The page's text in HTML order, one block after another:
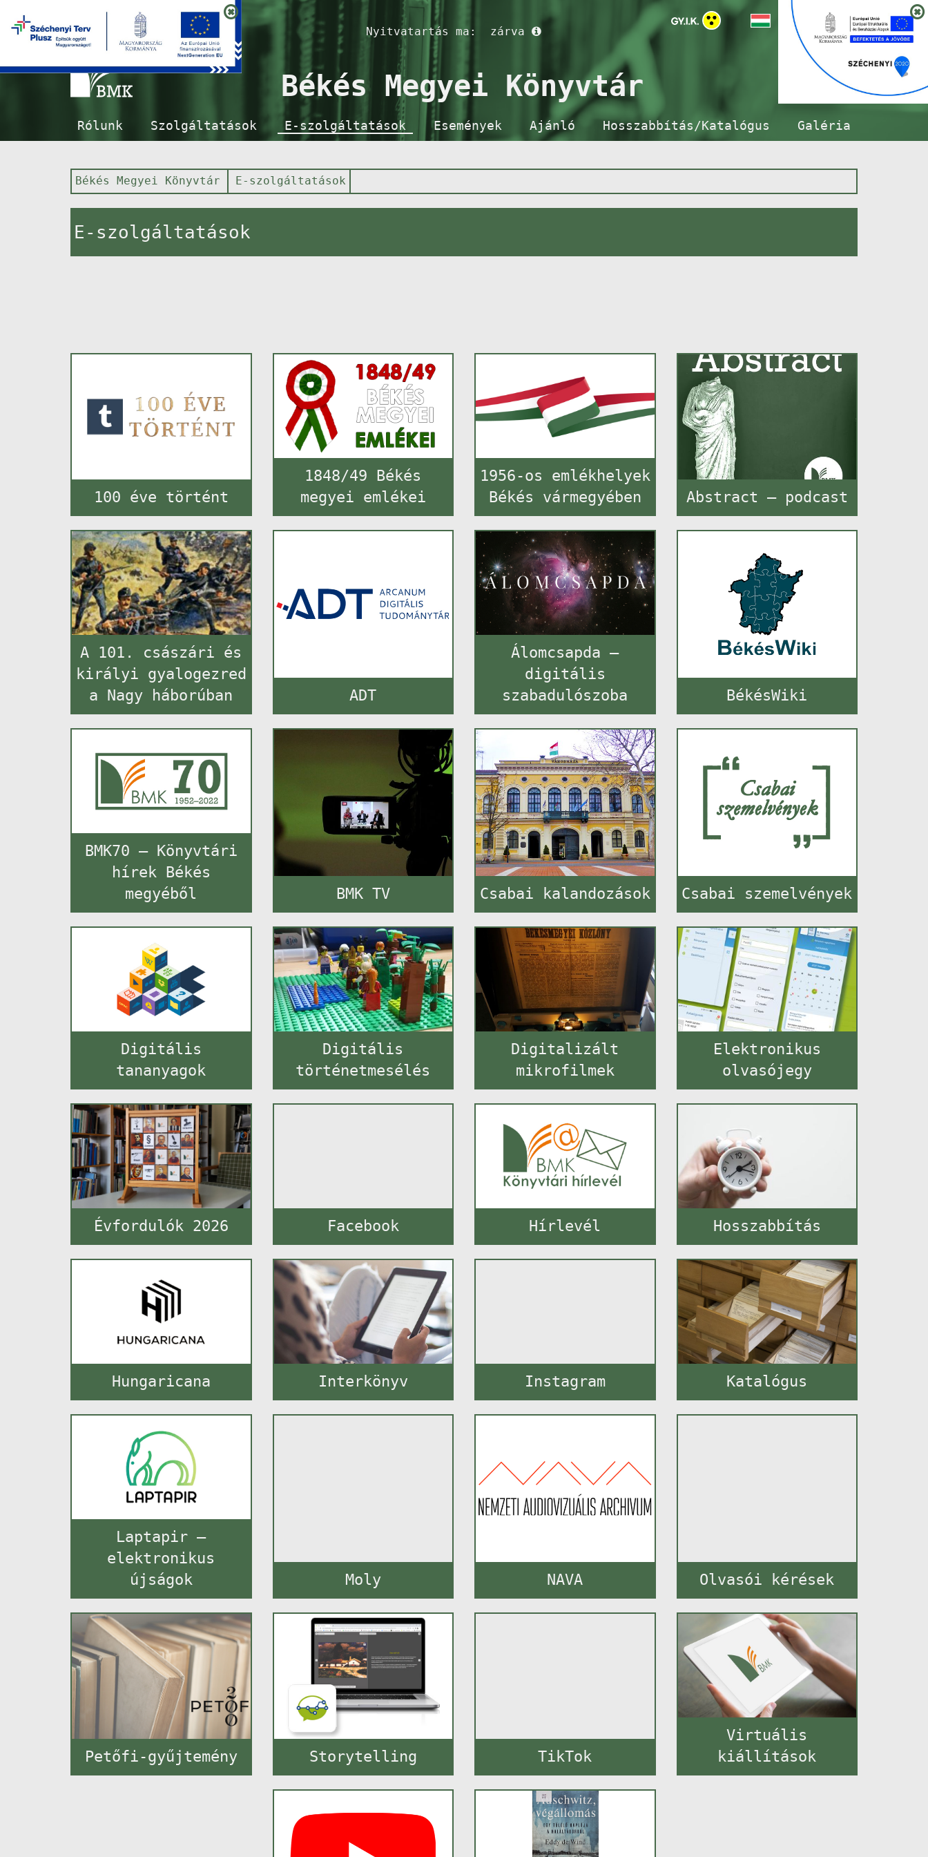
Nyitvatartás ma: zárva
Békés Megyei Könyvtár
Rólunk Szolgáltatások E-szolgáltatások Események Ajánló Hosszabbítás/Katalógus Galéria
Békés Megyei Könyvtár E-szolgáltatások
E-szolgáltatások
100 éve történt
1848/49 Békés
megyei emlékei
1956-os emlékhelyek
Békés vármegyében
Abstract – podcast
A 101. császári és
királyi gyalogezred
a Nagy háborúban
ADT
Álomcsapda –
digitális
szabadulószoba
BékésWiki
BMK70 – Könyvtári
hírek Békés
megyéből
BMK TV Csabai kalandozások Csabai szemelvények
Digitális
tananyagok
Digitális
történetmesélés
Digitalizált
mikrofilmek
Elektronikus
olvasójegy
Évfordulók 2026 Facebook Hírlevél Hosszabbítás
Hungaricana Interkönyv Instagram Katalógus
Laptapir –
elektronikus
újságok
Moly NAVA Olvasói kérések
Petőfi-gyűjtemény Storytelling TikTok
Virtuális
kiállítások